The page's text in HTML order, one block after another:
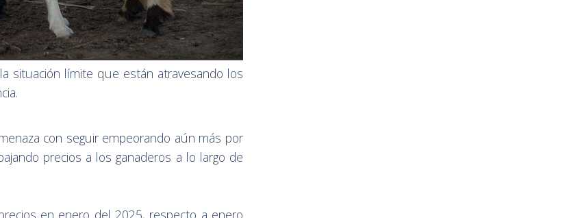
situación límite que están atravesando los
con seguir empeorando aún más por
precios a los ganaderos a lo largo de